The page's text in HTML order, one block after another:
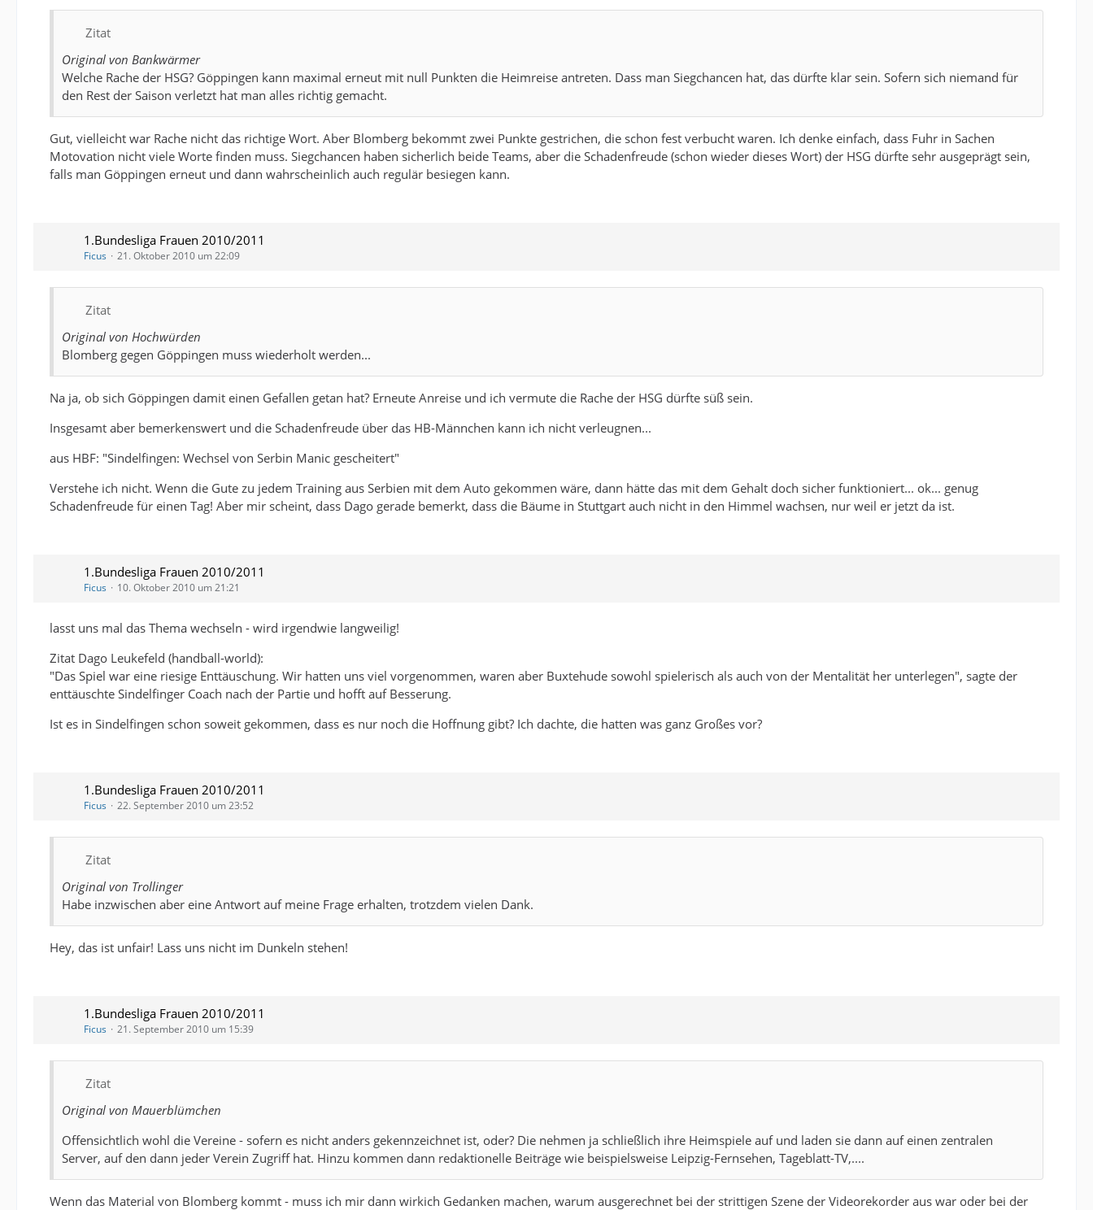
Zitat
Original von Bankwärmer
Welche Rache der HSG? Göppingen kann maximal erneut mit null Punkten die Heimreise antreten. Dass man Siegchancen hat, das dürfte klar sein. Sofern sich niemand für
den Rest der Saison verletzt hat man alles richtig gemacht.
Gut, vielleicht war Rache nicht das richtige Wort. Aber Blomberg bekommt zwei Punkte gestrichen, die schon fest verbucht waren. Ich denke einfach, dass Fuhr in Sachen
Motovation nicht viele Worte finden muss. Siegchancen haben sicherlich beide Teams, aber die Schadenfreude (schon wieder dieses Wort) der HSG dürfte sehr ausgeprägt sein,
falls man Göppingen erneut und dann wahrscheinlich auch regulär besiegen kann.
1.Bundesliga Frauen 2010/2011
Ficus 21. Oktober 2010 um 22:09
Zitat
Original von Hochwürden
Blomberg gegen Göppingen muss wiederholt werden...
Na ja, ob sich Göppingen damit einen Gefallen getan hat? Erneute Anreise und ich vermute die Rache der HSG dürfte süß sein.
Insgesamt aber bemerkenswert und die Schadenfreude über das HB-Männchen kann ich nicht verleugnen...
aus HBF: "Sindelfingen: Wechsel von Serbin Manic gescheitert"
Verstehe ich nicht. Wenn die Gute zu jedem Training aus Serbien mit dem Auto gekommen wäre, dann hätte das mit dem Gehalt doch sicher funktioniert... ok... genug
Schadenfreude für einen Tag! Aber mir scheint, dass Dago gerade bemerkt, dass die Bäume in Stuttgart auch nicht in den Himmel wachsen, nur weil er jetzt da ist.
1.Bundesliga Frauen 2010/2011
Ficus 10. Oktober 2010 um 21:21
lasst uns mal das Thema wechseln - wird irgendwie langweilig!
Zitat Dago Leukefeld (handball-world):
"Das Spiel war eine riesige Enttäuschung. Wir hatten uns viel vorgenommen, waren aber Buxtehude sowohl spielerisch als auch von der Mentalität her unterlegen", sagte der
enttäuschte Sindelfinger Coach nach der Partie und hofft auf Besserung.
Ist es in Sindelfingen schon soweit gekommen, dass es nur noch die Hoffnung gibt? Ich dachte, die hatten was ganz Großes vor?
1.Bundesliga Frauen 2010/2011
Ficus 22. September 2010 um 23:52
Zitat
Original von Trollinger
Habe inzwischen aber eine Antwort auf meine Frage erhalten, trotzdem vielen Dank.
Hey, das ist unfair! Lass uns nicht im Dunkeln stehen!
1.Bundesliga Frauen 2010/2011
Ficus 21. September 2010 um 15:39
Zitat
Original von Mauerblümchen
Offensichtlich wohl die Vereine - sofern es nicht anders gekennzeichnet ist, oder? Die nehmen ja schließlich ihre Heimspiele auf und laden sie dann auf einen zentralen
Server, auf den dann jeder Verein Zugriff hat. Hinzu kommen dann redaktionelle Beiträge wie beispielsweise Leipzig-Fernsehen, Tageblatt-TV,....
Wenn das Material von Blomberg kommt - muss ich mir dann wirkich Gedanken machen, warum ausgerechnet bei der strittigen Szene der Videorekorder aus war oder bei der